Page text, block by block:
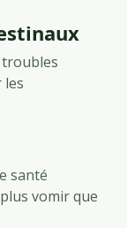
les
santé
vomir que